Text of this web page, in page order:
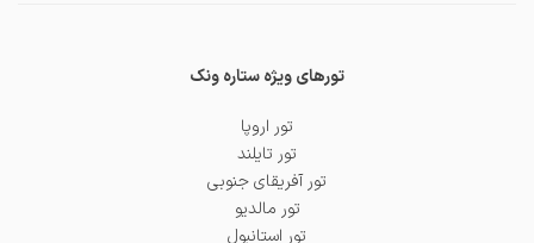
تورهای ویژه ستاره ونک
تور اروپا
تور تایلند
تور آفریقای جنوبی
تور مالدیو
تور استانبول